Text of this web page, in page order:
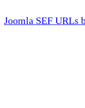
Joomla SEF URLs